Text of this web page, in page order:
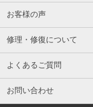
お客様の声
修理・修復について
よくあるご質問
お問い合わせ